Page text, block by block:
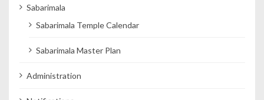
Sabarimala
Sabarimala Temple Calendar
Sabarimala Master Plan
Administration